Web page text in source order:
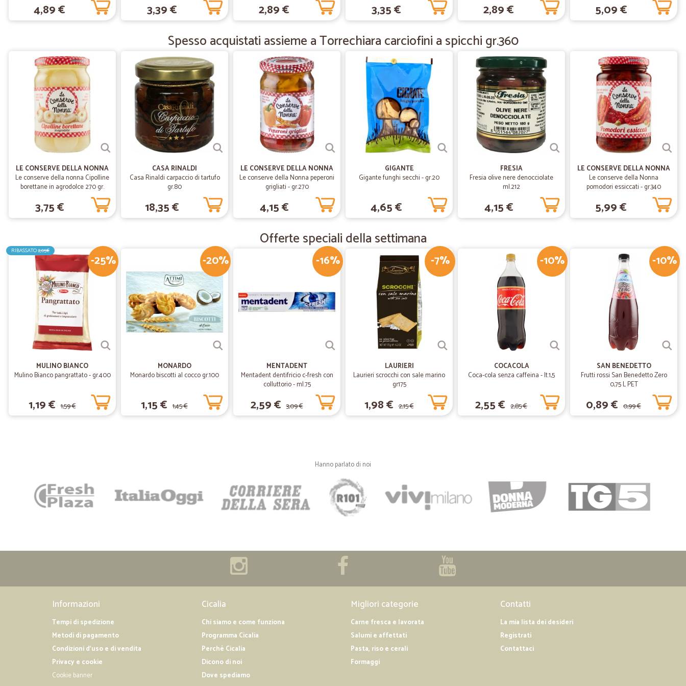
25/04/2020
Trustpilot
La qualità della carne è ottima!
29/03/2020
— Elisabetta P.
imballo perfetto
imballo perfetto, consegna veloce e puntuale, anche in tempi di coronavirus. Grazie!
28/01/2020
—Eligio S.
Precisi e veloci
Precisi e veloci
14/11/2019
Marta C.
Tutto perfetto
Tutto perfetto. Prodotti ottimi. Consegna rapidissima.
— Barbara O.
è la terza volta che faccio una super…
è la terza volta che faccio una super spesa da Cicalia. Vivo in un piccolo paese di periferia e
se non vado al centro commerciale non trovo tutto quello che mi serve ma con loro sono
praticamente a posto perché hanno tutto! Spesso ci sono promozioni interessanti sugli
articoli che ho preso la volta precedente quindi li riacquisto. Arriva il corriere giorno dopo alla
spesa richiesta on line, imballata perfettamente e refrigerata. Ho controllato tutti i produttori
da cui si servono sono tutti dop o doc certificati... Cosa posso dire di Più? Se potressi ci
lavorerei tanto mi piace questo negozio
4,89 € 3,39 € 2,89 € 3,35 € 2,89 € 5,09 €
Spesso acquistati assieme a Torrechiara carciofini a spicchi gr.360
LE CONSERVE DELLA NONNA
Le conserve della nonna Cipolline
borettane in agrodolce 270 gr.
3,75 €
CASA RINALDI
Casa Rinaldi carpaccio di tartufo
gr.80
18,35 €
LE CONSERVE DELLA NONNA
Le conserve della Nonna peperoni
grigliati - gr.270
4,15 €
GIGANTE
Gigante funghi secchi - gr.20
4,65 €
FRESIA
Fresia olive nere denocciolate
ml.212
4,15 €
LE CONSERVE DELLA NONNA
Le conserve della Nonna
pomodori essiccati - gr.340
5,99 €
Offerte speciali della settimana
-25%
RIBASSATO2,05€
MULINO BIANCO
Mulino Bianco pangrattato - gr.400
1,19 € 1,59 €
-20%
MONARDO
Monardo biscotti al cocco gr.100
1,15 € 1,45 €
-16%
MENTADENT
Mentadent dentifricio c-fresh con
colluttorio - ml.75
2,59 € 3,09 €
-7%
LAURIERI
Laurieri scrocchi con sale marino
gr175
1,98 € 2,15 €
-10%
COCACOLA
Coca-cola senza caffeina - lt.1,5
2,55 € 2,85 €
-10%
SAN BENEDETTO
Frutti rossi San Benedetto Zero
0,75 L PET
0,89 € 0,99 €
Hanno parlato di noi
Informazioni
Tempi di spedizione
Metodi di pagamento
Condizioni d'uso e di vendita
Privacy e cookie
Cookie banner
Cicalia
Chi siamo e come funziona
Programma Cicalia
Perché Cicalia
Dicono di noi
Dove spediamo
Migliori categorie
Carne fresca e lavorata
Salumi e affettati
Pasta, riso e cerali
Formaggi
Contatti
La mia lista dei desideri
Registrati
Contattaci